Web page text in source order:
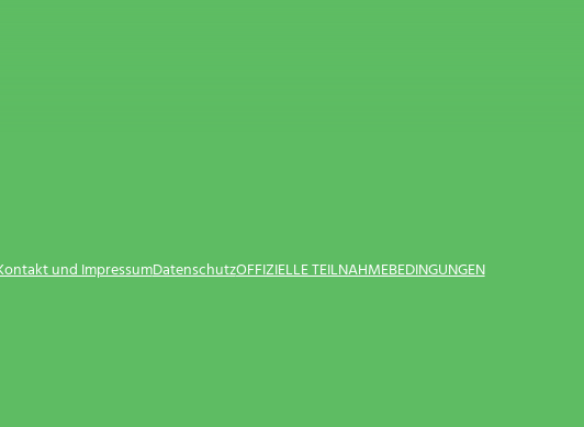
und ImpressumDatenschutzOFFIZIELLE TEILNAHMEBEDINGUNGEN